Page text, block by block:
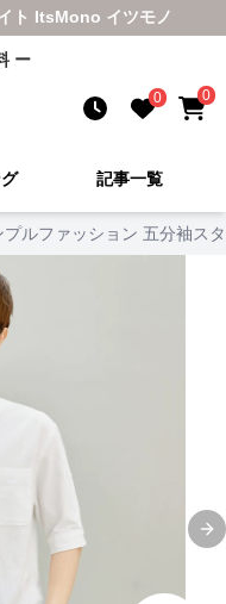
ト ItsMono イツモノ
ー
0 0
記事一覧
プルファッション 五分袖ス